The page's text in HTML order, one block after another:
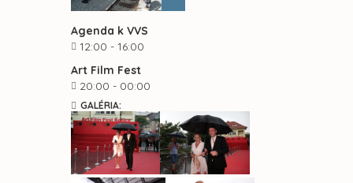
Agenda k VVS
12:00 - 16:00
Art Film Fest
20:00 - 00:00
GALÉRIA: